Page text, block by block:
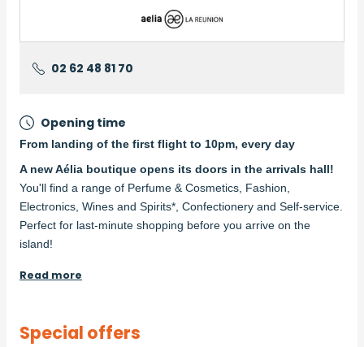
Logo
Logo
02 62 48 81 70
Opening time
From landing of the first flight to 10pm, every day
Description
A new Aélia boutique opens its doors in the arrivals hall!
You'll find a range of Perfume & Cosmetics, Fashion,
Electronics, Wines and Spirits*, Confectionery and Self-service.
Perfect for last-minute shopping before you arrive on the
island!
Read more
Special offers